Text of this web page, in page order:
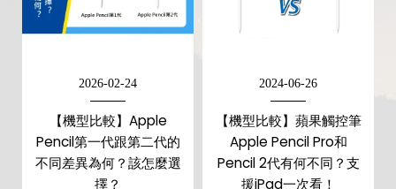
2026-02-24
【機型比較】Apple
Pencil第一代跟第二代的
不同差異為何？該怎麼選
擇？
2024-06-26
【機型比較】蘋果觸控筆
Apple Pencil Pro和
Pencil 2代有何不同？支
援iPad一次看！